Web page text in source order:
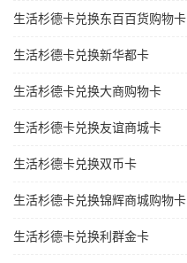
生活杉德卡兑换东百百货购物卡
生活杉德卡兑换新华都卡
生活杉德卡兑换大商购物卡
生活杉德卡兑换友谊商城卡
生活杉德卡兑换双币卡
生活杉德卡兑换锦辉商城购物卡
生活杉德卡兑换利群金卡